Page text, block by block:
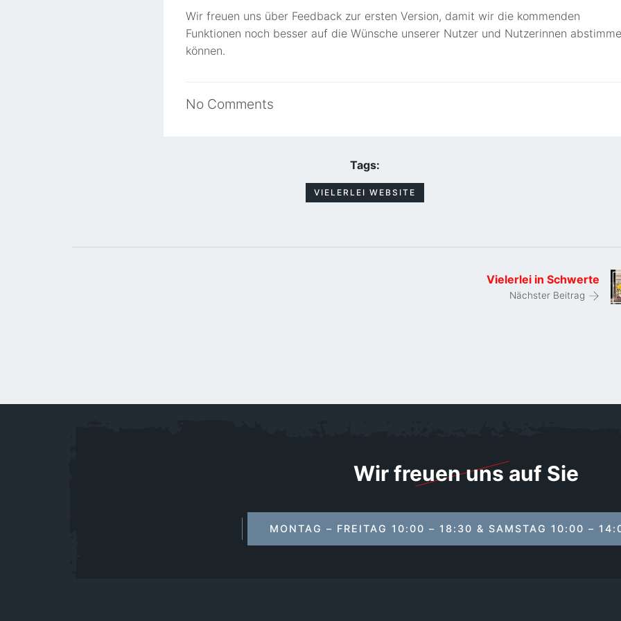
Wir freuen uns über Feedback zur ersten Version, damit wir die kommenden
Funktionen noch besser auf die Wünsche unserer Nutzer und Nutzerinnen
können.
No Comments
Tags:
VIELERLEI WEBSITE
Vielerlei in Schwerte
Nächster Beitrag
Wir freuen uns auf Sie
MONTAG – FREITAG 10:00 – 18:30 & SAMSTAG 10:00 –